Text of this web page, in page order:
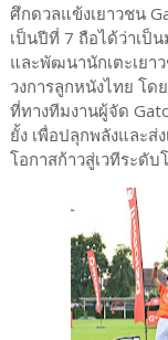
ศึกดวลแข้งเยาวชน
เป็นปีที่ 7 ถือได้ว่าเป็
และพัฒนานักเตะเยา
วงการลูกหนังไทย โ
ที่ทางทีมงานผู้จัด
ยั้ง เพื่อปลุกพลังและส่
โอกาสก้าวสู่เวทีระดับ